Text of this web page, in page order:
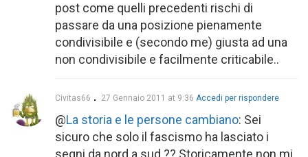
post come quelli precedenti rischi di
passare da una posizione pienamente
condivisibile e (secondo me) giusta ad una
non condivisibile e facilmente criticabile..
Civitas66 27 Gennaio 2011 at 9:36 Accedi per rispondere
@La storia e le persone cambiano: Sei
sicuro che solo il fascismo ha lasciato i
segni da nord a sud ?? Storicamente non mi